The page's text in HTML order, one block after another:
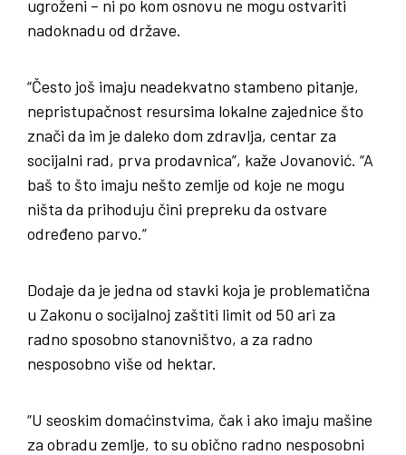
ugroženi – ni po kom osnovu ne mogu ostvariti
nadoknadu od države.
“Često još imaju neadekvatno stambeno pitanje,
nepristupačnost resursima lokalne zajednice što
znači da im je daleko dom zdravlja, centar za
socijalni rad, prva prodavnica”, kaže Jovanović. “A
baš to što imaju nešto zemlje od koje ne mogu
ništa da prihoduju čini prepreku da ostvare
određeno parvo.”
Dodaje da je jedna od stavki koja je problematična
u Zakonu o socijalnoj zaštiti limit od 50 ari za
radno sposobno stanovništvo, a za radno
nesposobno više od hektar.
“U seoskim domaćinstvima, čak i ako imaju mašine
za obradu zemlje, to su obično radno nesposobni